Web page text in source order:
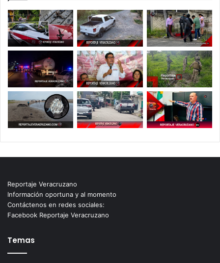
Reportaje Veracruzano
Información oportuna y al momento
Contáctenos en redes sociales:
Facebook Reportaje Veracruzano
Temas